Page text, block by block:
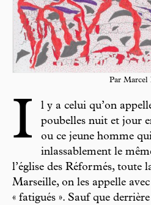
Par Marcel
I
l y a celui qu’on
poubelles nuit et jour
ou ce jeune homme
inlassablement le
l’église des Réformés, toute
Marseille, on les appelle
« fatigués ». Sauf que derrière